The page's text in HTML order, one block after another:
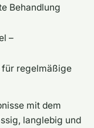
Behandlung
–
für regelmäßige
mit dem
langlebig und